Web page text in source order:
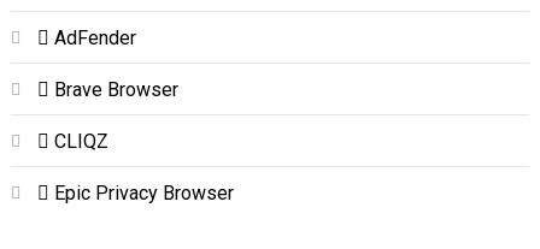
AdFender
Brave Browser
CLIQZ
Epic Privacy Browser